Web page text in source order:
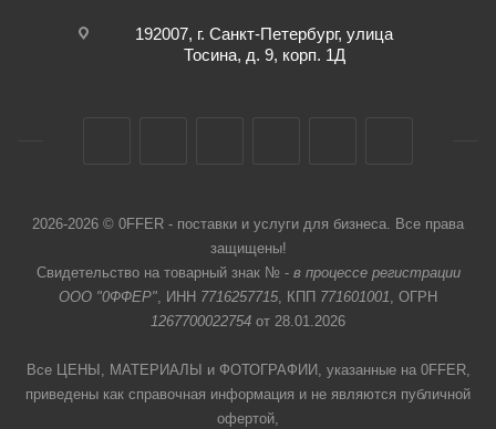
192007, г. Санкт-Петербург, улица
Тосина, д. 9, корп. 1Д
2026-2026 © 0FFER - поставки и услуги для бизнеса. Все права
защищены!
Свидетельство на товарный знак № - в процессе регистрации
ООО "0ФФЕР", ИНН 7716257715, КПП 771601001, ОГРН
1267700022754 от 28.01.2026
Все ЦЕНЫ, МАТЕРИАЛЫ и ФОТОГРАФИИ, указанные на 0FFER,
приведены как справочная информация и не являются публичной
офертой,